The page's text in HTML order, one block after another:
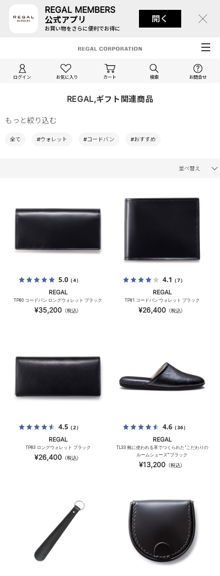
REGAL MEMBERS
公式アプリ
お買い物をさらに便利でお得に
開く
ログイン お気に入り カート 検索 お問合せ
REGAL,ギフト関連商品
もっと絞り込む
全て #ウォレット #コードバン #おすすめ
並べ替え
5.0（4）
REGAL
TP80 コードバン ロングウォレット ブラック
¥35,200 （税込）
4.1 （7）
REGAL
TP81 コードバン ウォレット ブラック
¥26,400 （税込）
4.5（2）
REGAL
TP83 ロングウォレット ブラック
¥26,400 （税込）
4.6（36）
REGAL
TL33 靴に使われる革でつくられた”こだわりの
ルームシューズ” ブラック
¥13,200 （税込）